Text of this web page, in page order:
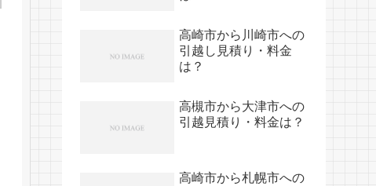
高崎市から川崎市への
引越し見積り・料金
は？
高槻市から大津市への
引越見積り・料金は？
高崎市から札幌市への